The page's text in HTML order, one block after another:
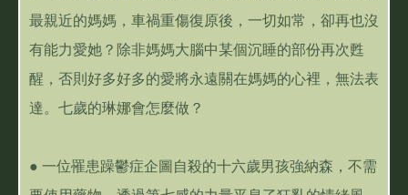
最親近的媽媽，車禍重傷復原後，一切如常，卻再也沒
有能力愛她？除非媽媽大腦中某個沉睡的部份再次甦
醒，否則好多好多的愛將永遠關在媽媽的心裡，無法表
達。七歲的琳娜會怎麼做？
● 一位罹患躁鬱症企圖自殺的十六歲男孩強納森，不需